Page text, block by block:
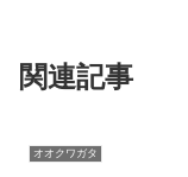
関連記事
オオクワガタ